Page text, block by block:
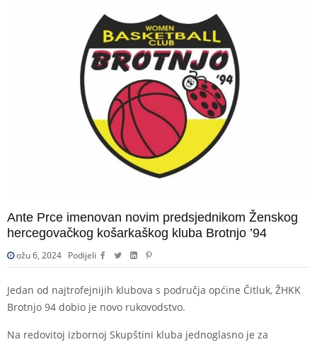
Ante Prce imenovan novim predsjednikom Ženskog
hercegovačkog košarkaškog kluba Brotnjo ’94
ožu 6, 2024 Podijeli
Jedan od najtrofejnijih klubova s područja općine Čitluk, ŽHKK
Brotnjo 94 dobio je novo rukovodstvo.
Na redovitoj izbornoj Skupštini kluba jednoglasno je za